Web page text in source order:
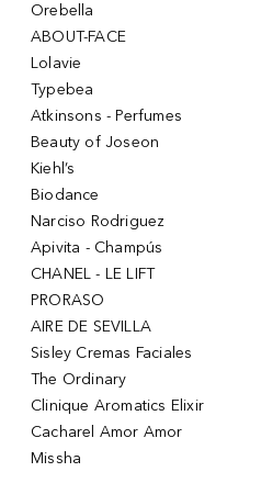
Orebella
ABOUT-FACE
Lolavie
Typebea
Atkinsons - Perfumes
Beauty of Joseon
Kiehl’s
Biodance
Narciso Rodriguez
Apivita - Champús
CHANEL - LE LIFT
PRORASO
AIRE DE SEVILLA
Sisley Cremas Faciales
The Ordinary
Clinique Aromatics Elixir
Cacharel Amor Amor
Missha